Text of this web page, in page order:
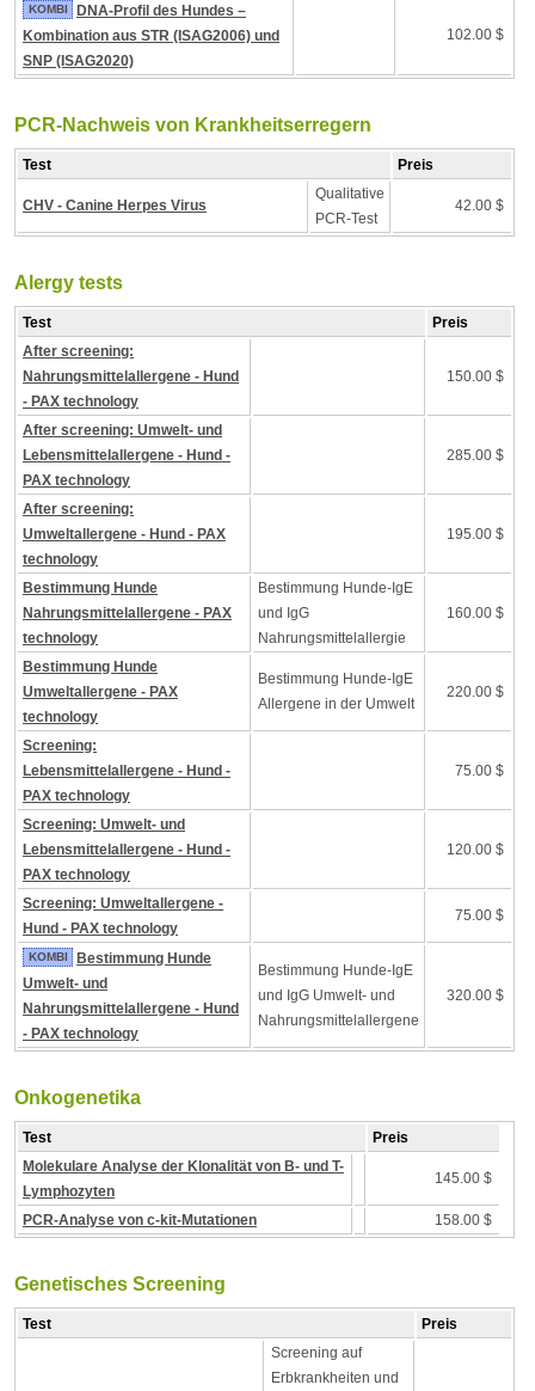
KOMBI
DNA-Profil des Hundes –
Kombination aus STR (ISAG2006) und
SNP (ISAG2020)
102.00 $
PCR-Nachweis von Krankheitserregern
Test Preis
CHV - Canine Herpes Virus
Qualitative
PCR-Test
42.00 $
Alergy tests
Test
Preis
After screening:
Nahrungsmittelallergene - Hund
- PAX technology
150.00 $
After screening: Umwelt- und
Lebensmittelallergene - Hund -
PAX technology
285.00 $
After screening:
Umweltallergene - Hund - PAX
technology
195.00 $
Bestimmung Hunde
Nahrungsmittelallergene - PAX
technology
Bestimmung Hunde-IgE
und IgG
Nahrungsmittelallergie
160.00 $
Bestimmung Hunde
Umweltallergene - PAX
technology
Bestimmung Hunde-IgE
Allergene in der Umwelt
220.00 $
Screening:
Lebensmittelallergene - Hund -
PAX technology
75.00 $
Screening: Umwelt- und
Lebensmittelallergene - Hund -
PAX technology
120.00 $
Screening: Umweltallergene -
Hund - PAX technology
75.00 $
KOMBI
Bestimmung Hunde
Umwelt- und
Nahrungsmittelallergene - Hund
- PAX technology
Bestimmung Hunde-IgE
und IgG Umwelt- und
Nahrungsmittelallergene
320.00 $
Onkogenetika
Test
Preis
Molekulare Analyse der Klonalität von B- und T-
Lymphozyten
145.00 $
PCR-Analyse von c-kit-Mutationen 158.00 $
Genetisches Screening
Test
Preis
Screening auf
Erbkrankheiten und